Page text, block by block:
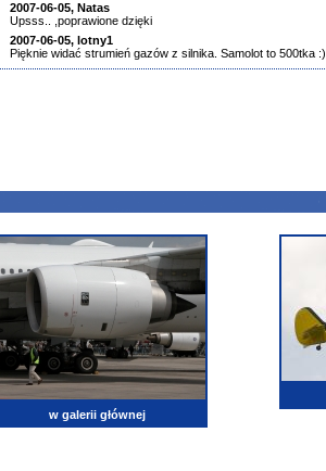
2007-06-05, Natas
Upsss.. ,poprawione dzięki
2007-06-05, lotny1
Pięknie widać strumień gazów z silnika. Samolot to 500tka :)
w galerii głównej